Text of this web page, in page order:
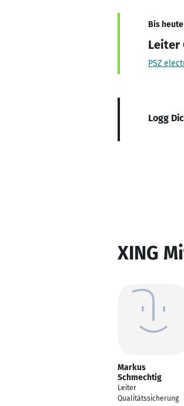
Bis heute
Leiter
PSZ
Logg
XING
Markus
Schmechtig
Leiter
Qualitätssicherung